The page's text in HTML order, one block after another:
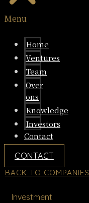
Menu
Home
Ventures
Team
Over
ons
Knowledge
Investors
Contact
CONTACT
BACK TO COMPANIES
Investment